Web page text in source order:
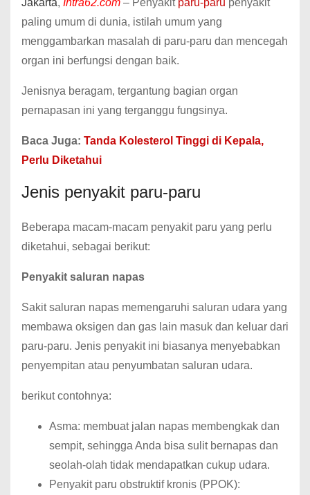
Jakarta, Intra62.com – Penyakit paru-paru penyakit
paling umum di dunia, istilah umum yang
menggambarkan masalah di paru-paru dan mencegah
organ ini berfungsi dengan baik.
Jenisnya beragam, tergantung bagian organ
pernapasan ini yang terganggu fungsinya.
Baca Juga: Tanda Kolesterol Tinggi di Kepala,
Perlu Diketahui
Jenis penyakit paru-paru
Beberapa macam-macam penyakit paru yang perlu
diketahui, sebagai berikut:
Penyakit saluran napas
Sakit saluran napas memengaruhi saluran udara yang
membawa oksigen dan gas lain masuk dan keluar dari
paru-paru. Jenis penyakit ini biasanya menyebabkan
penyempitan atau penyumbatan saluran udara.
berikut contohnya:
Asma: membuat jalan napas membengkak dan
sempit, sehingga Anda bisa sulit bernapas dan
seolah-olah tidak mendapatkan cukup udara.
Penyakit paru obstruktif kronis (PPOK):